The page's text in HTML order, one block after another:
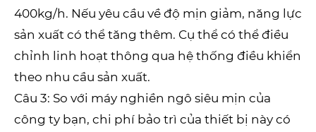
400kg/h. Nếu yêu cầu về độ mịn giảm, năng lực
sản xuất có thể tăng thêm. Cụ thể có thể điều
chỉnh linh hoạt thông qua hệ thống điều khiển
theo nhu cầu sản xuất.
Câu 3: So với máy nghiền ngô siêu mịn của
công ty bạn, chi phí bảo trì của thiết bị này có